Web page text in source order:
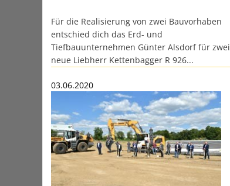
Für die Realisierung von zwei Bauvorhaben
entschied dich das Erd- und
Tiefbauunternehmen Günter Alsdorf für zwei
neue Liebherr Kettenbagger R 926...
03.06.2020